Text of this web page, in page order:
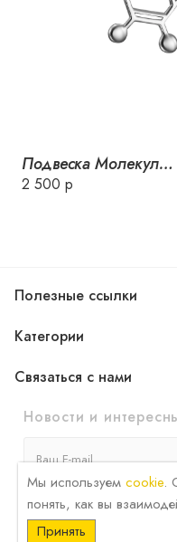
Подвеска Молекула Дофамина
2 500 р
Полезные ссылки
Категории
Связаться с нами
Новости и
Я принимаюусловия соглашения
данных и ознакомлен с
Мы используем cookie.
понять, как вы
Принять